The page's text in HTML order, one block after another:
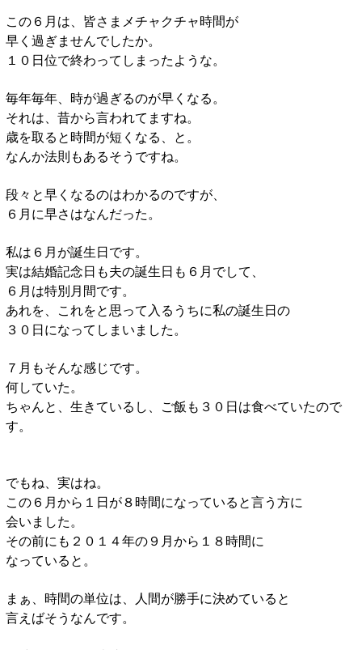
この６月は、皆さまメチャクチャ時間が
早く過ぎませんでしたか。
１０日位で終わってしまったような。
毎年毎年、時が過ぎるのが早くなる。
それは、昔から言われてますね。
歳を取ると時間が短くなる、と。
なんか法則もあるそうですね。
段々と早くなるのはわかるのですが、
６月に早さはなんだった。
私は６月が誕生日です。
実は結婚記念日も夫の誕生日も６月でして、
６月は特別月間です。
あれを、これをと思って入るうちに私の誕生日の
３０日になってしまいました。
７月もそんな感じです。
何していた。
ちゃんと、生きているし、ご飯も３０日は食べていたので
す。
でもね、実はね。
この６月から１日が８時間になっていると言う方に
会いました。
その前にも２０１４年の９月から１８時間に
なっていると。
まぁ、時間の単位は、人間が勝手に決めていると
言えばそうなんです。